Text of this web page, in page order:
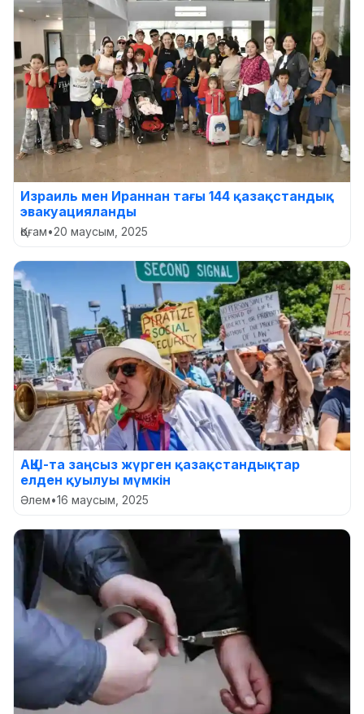
Израиль мен Ираннан тағы 144 қазақстандық
эвакуацияланды
Қоғам•20 маусым, 2025
АҚШ-та заңсыз жүрген қазақстандықтар
елден қуылуы мүмкін
Әлем•16 маусым, 2025